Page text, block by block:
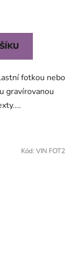
fotkou nebo
gravírovanou
Kód: VIN FOT2